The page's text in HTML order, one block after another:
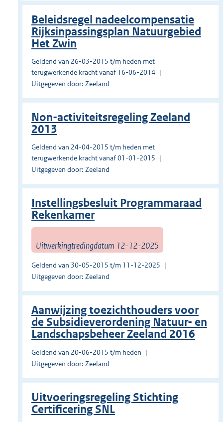
Beleidsregel nadeelcompensatie
Rijksinpassingsplan Natuurgebied
Het Zwin
Geldend van 26-03-2015 t/m heden met
terugwerkende kracht vanaf 16-06-2014
Uitgegeven door: Zeeland
Non-activiteitsregeling Zeeland
2013
Geldend van 24-04-2015 t/m heden met
terugwerkende kracht vanaf 01-01-2015
Uitgegeven door: Zeeland
Instellingsbesluit Programmaraad
Rekenkamer
Uitwerkingtredingdatum 12-12-2025
Geldend van 30-05-2015 t/m 11-12-2025
Uitgegeven door: Zeeland
Aanwijzing toezichthouders voor
de Subsidieverordening Natuur- en
Landschapsbeheer Zeeland 2016
Geldend van 20-06-2015 t/m heden
Uitgegeven door: Zeeland
Uitvoeringsregeling Stichting
Certificering SNL